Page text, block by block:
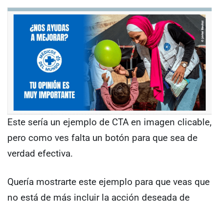
Este sería un ejemplo de CTA en imagen clicable,
pero como ves falta un botón para que sea de
verdad efectiva.
Quería mostrarte este ejemplo para que veas que
no está de más incluir la acción deseada de